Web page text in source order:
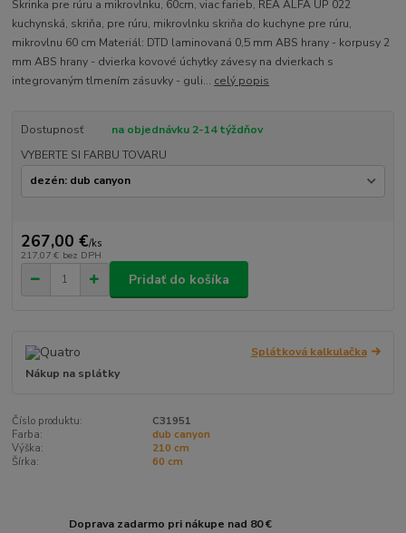
Skrinka pre rúru a mikrovlnku, 60cm, viac farieb, REA ALFA UP 022
kuchynská, skriňa, pre rúru, mikrovlnku skriňa do kuchyne pre rúru,
mikrovlnu 60 cm Materiál: DTD laminovaná 0,5 mm ABS hrany - korpusy 2
mm ABS hrany - dvierka kovové úchytky závesy na dvierkach s
integrovaným tlmením zásuvky - guli... celý popis
Dostupnosť
na objednávku 2-14 týždňov
VYBERTE SI FARBU TOVARU
267,00 €/ks
217,07 € bez DPH
Pridať do košíka
Splátková kalkulačka
Nákup na splátky
Číslo produktu:
C31951
Farba:
dub canyon
Výška:
210 cm
Šírka:
60 cm
Doprava zadarmo pri nákupe nad 80 €